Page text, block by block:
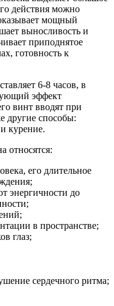
действия можно
мощный
выносливость и
приподнятое
готовность к
6-8 часов, в
эффект
винт вводят при
другие способы:
курение.
относятся:
его длительное
энергичности до
в пространстве;
глаз;
сердечного ритма;